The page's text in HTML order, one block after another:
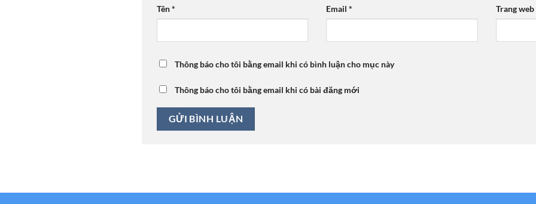
Tên* Email* Trang web
Thông báo cho tôi bằng email khi có bình luận cho mục này
Thông báo cho tôi bằng email khi có bài đăng mới